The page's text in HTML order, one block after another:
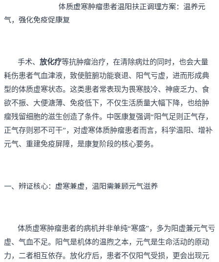
体质虚寒肿瘤患者温阳扶正调理方案：温养元
气，强化免疫促康复
手术、 放化疗等抗肿瘤治疗，在清除病灶的同时，也会大量
耗伤患者气血津液，致使脏腑功能衰退、阳气亏虚，进而形成典
型的体质虚寒状态。这类患者常表现为畏寒肢冷、神疲乏力、食
欲不振、大便溏薄、免疫低下，不仅生活质量大幅下降，也给肿
瘤残留细胞的滋生创造了条件。中医康复强调“阳气足则正气存，
正气存则邪不可干”，对虚寒体质肿瘤患者而言，科学温阳、增补
元气、重建免疫屏障，是康复阶段的核心要务。
一、辨证核心：虚寒兼虚，温阳需兼顾元气滋养
体质虚寒肿瘤患者的病机并非单纯“寒盛”，多为阳虚兼元气亏
虚、气血不足。阳气是机体的温煦之本，元气是生命活动的原动
力，二者相互依存。放化疗后，患者不仅阳气受损，更会出现元